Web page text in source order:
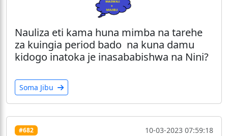
Nauliza eti kama huna mimba na tarehe
za kuingia period bado na kuna damu
kidogo inatoka je inasababishwa na Nini?
Soma Jibu
#682 10-03-2023 07:59:18